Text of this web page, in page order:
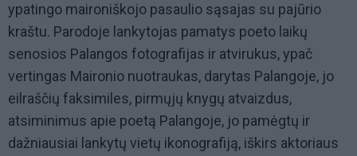
ypatingo maironiškojo pasaulio sąsajas su pajūrio
kraštu. Parodoje lankytojas pamatys poeto laikų
senosios Palangos fotografijas ir atvirukus, ypač
vertingas Maironio nuotraukas, darytas Palangoje, jo
eilraščių faksimiles, pirmųjų knygų atvaizdus,
atsiminimus apie poetą Palangoje, jo pamėgtų ir
dažniausiai lankytų vietų ikonografiją, iškirs aktoriaus